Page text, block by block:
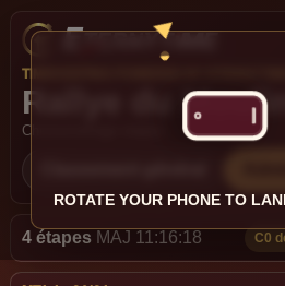
ROTATE YOUR PHONE TO
TIMEKEEPING POWERED BY ETERNYTIME
Rallye du
Chronometrage etapes
4 étapes MAJ 11:16:18 C0